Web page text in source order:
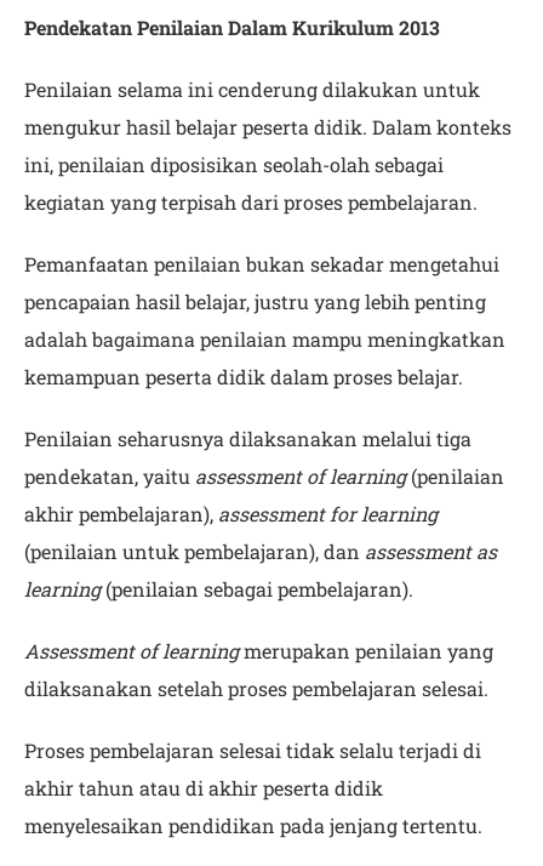
Pendekatan Penilaian Dalam Kurikulum 2013
Penilaian selama ini cenderung dilakukan untuk
mengukur hasil belajar peserta didik. Dalam konteks
ini, penilaian diposisikan seolah-olah sebagai
kegiatan yang terpisah dari proses pembelajaran.
Pemanfaatan penilaian bukan sekadar mengetahui
pencapaian hasil belajar, justru yang lebih penting
adalah bagaimana penilaian mampu meningkatkan
kemampuan peserta didik dalam proses belajar.
Penilaian seharusnya dilaksanakan melalui tiga
pendekatan, yaitu assessment of learning(penilaian
akhir pembelajaran), assessment for learning
(penilaian untuk pembelajaran), dan assessment as
learning(penilaian sebagai pembelajaran).
Assessment of learningmerupakan penilaian yang
dilaksanakan setelah proses pembelajaran selesai.
Proses pembelajaran selesai tidak selalu terjadi di
akhir tahun atau di akhir peserta didik
menyelesaikan pendidikan pada jenjang tertentu.